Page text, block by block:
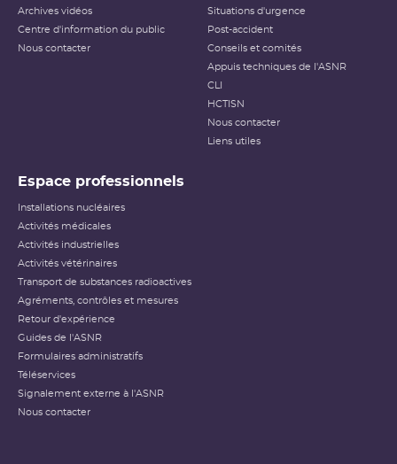
Archives vidéos
Centre d'information du public
Nous contacter
Situations d'urgence
Post-accident
Conseils et comités
Appuis techniques de l'ASNR
CLI
HCTISN
Nous contacter
Liens utiles
Espace professionnels
Installations nucléaires
Activités médicales
Activités industrielles
Activités vétérinaires
Transport de substances radioactives
Agréments, contrôles et mesures
Retour d'expérience
Guides de l'ASNR
Formulaires administratifs
Téléservices
Signalement externe à l'ASNR
Nous contacter